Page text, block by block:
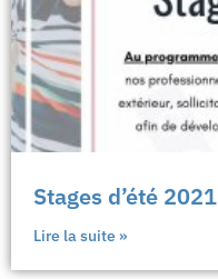
Stages d’été 2021
Lire la suite »